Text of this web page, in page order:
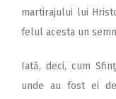
martirajului lui
felul acesta un
Iată, deci, cum
unde au fost ei